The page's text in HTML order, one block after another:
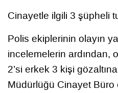
Cinayetle ilgili 3 şüpheli
Polis ekiplerinin olayın
incelemelerin ardından,
2’si erkek 3 kişi
Müdürlüğü Cinayet